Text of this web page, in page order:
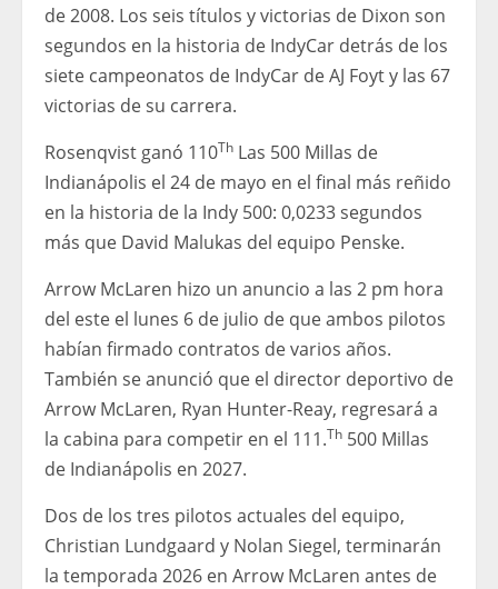
de 2008. Los seis títulos y victorias de Dixon son
segundos en la historia de IndyCar detrás de los
siete campeonatos de IndyCar de AJ Foyt y las 67
victorias de su carrera.
Rosenqvist ganó 110Th Las 500 Millas de
Indianápolis el 24 de mayo en el final más reñido
en la historia de la Indy 500: 0,0233 segundos
más que David Malukas del equipo Penske.
Arrow McLaren hizo un anuncio a las 2 pm hora
del este el lunes 6 de julio de que ambos pilotos
habían firmado contratos de varios años.
También se anunció que el director deportivo de
Arrow McLaren, Ryan Hunter-Reay, regresará a
la cabina para competir en el 111.Th 500 Millas
de Indianápolis en 2027.
Dos de los tres pilotos actuales del equipo,
Christian Lundgaard y Nolan Siegel, terminarán
la temporada 2026 en Arrow McLaren antes de